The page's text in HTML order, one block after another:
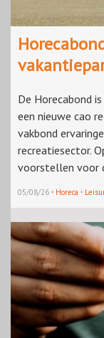
De Horecabond
een nieuwe cao
vakbond
recreatiesector.
voorstellen voor
05/08/26 · Horeca ·